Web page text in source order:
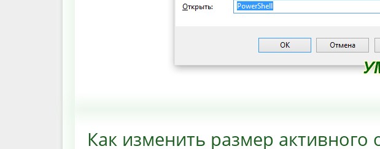
Как изменить размер активного